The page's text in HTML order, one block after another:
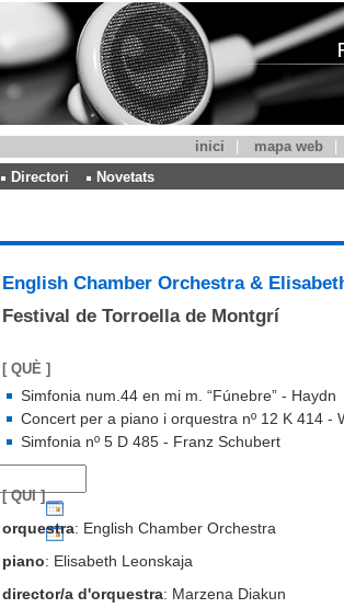
inici mapa web
Directori Novetats
English Chamber Orchestra &
Festival de Torroella de Montgrí
[ QUÈ ]
Simfonia num.44 en mi m. “Fúnebre” - Haydn
Concert per a piano i orquestra nº 12 K 414 -
Simfonia nº 5 D 485 - Franz Schubert
[ QUI ]
orquestra: English Chamber Orchestra
piano: Elisabeth Leonskaja
director/a d'orquestra: Marzena Diakun